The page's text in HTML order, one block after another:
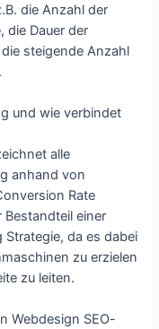
die Anzahl der
die Dauer der
steigende Anzahl
und wie verbindet
alle
anhand von
Rate
einer
da es dabei
zu erzielen
zu leiten.
Webdesign SEO-